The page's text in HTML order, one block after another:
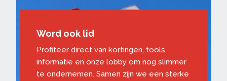
Word ook lid
Profiteer direct van kortingen, tools,
informatie en onze lobby om nog slimmer
te ondernemen. Samen zijn we een sterke